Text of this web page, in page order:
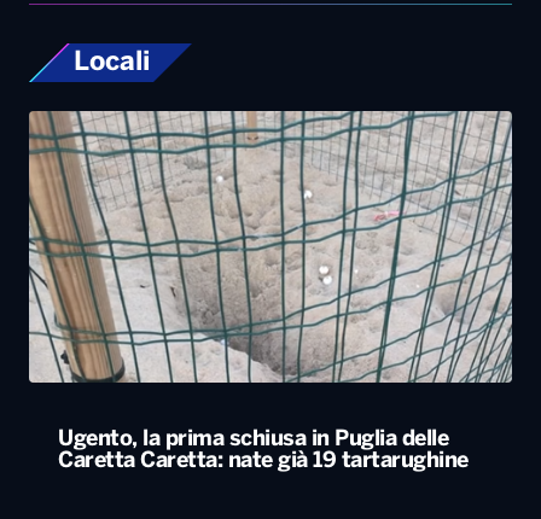
Locali
Ugento, la prima schiusa in Puglia delle
Caretta Caretta: nate già 19 tartarughine